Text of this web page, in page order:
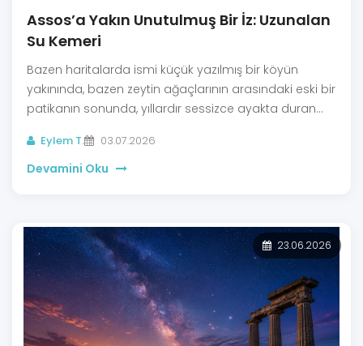
Assos’a Yakın Unutulmuş Bir İz: Uzunalan
Su Kemeri
Bazen haritalarda ismi küçük yazılmış bir köyün
yakınında, bazen zeytin ağaçlarının arasındaki eski bir
patikanın sonunda, yıllardır sessizce ayakta duran
Eylem T. 03.07.2026
Devamini Oku
23.06.2026